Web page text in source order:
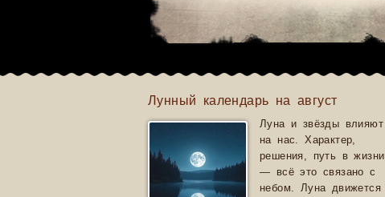
Лунный календарь на август
Луна и звёзды влияют
на нас. Характер,
решения, путь в жизни
— всё это связано с
небом. Луна движется